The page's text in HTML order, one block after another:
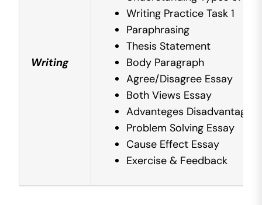
Writing
Writing Practice Task 1
Paraphrasing
Thesis Statement
Body Paragraph
Agree/Disagree Essay
Both Views Essay
Advanteges Disadvantages
Problem Solving Essay
Cause Effect Essay
Exercise & Feedback